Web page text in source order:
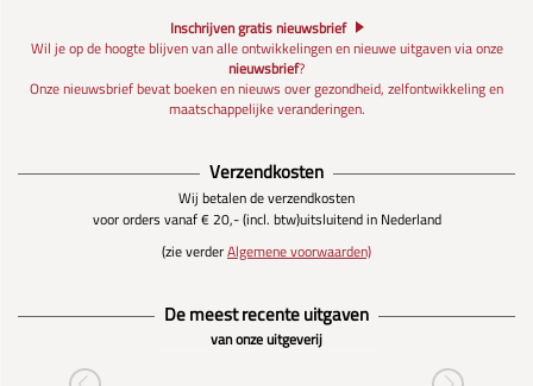
Inschrijven gratis nieuwsbrief
Wil je op de hoogte blijven van alle ontwikkelingen en nieuwe uitgaven via onze
nieuwsbrief?
Onze nieuwsbrief bevat boeken en nieuws over gezondheid, zelfontwikkeling en
maatschappelijke veranderingen.
Verzendkosten
Wij betalen de verzendkosten
voor orders vanaf € 20,- (incl. btw)uitsluitend in Nederland
(zie verderAlgemene voorwaarden)
De meest recente uitgaven
van onze uitgeverij